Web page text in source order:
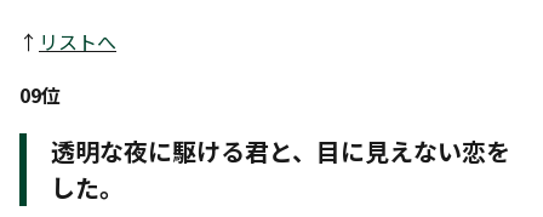
↑ リストへ
09位
透明な夜に駆ける君と、目に見えない恋を
した。